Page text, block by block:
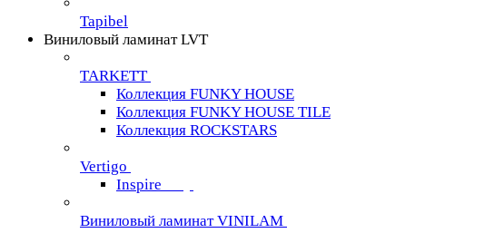
Tapibel
Виниловый ламинат LVT
TARKETT
Коллекция FUNKY HOUSE
Коллекция FUNKY HOUSE TILE
Коллекция ROCKSTARS
Vertigo
Inspire
Виниловый ламинат VINILAM